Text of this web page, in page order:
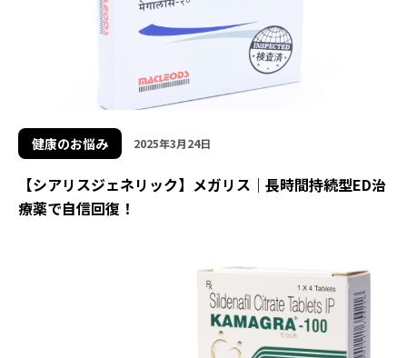
健康のお悩み 2025年3月24日
【シアリスジェネリック】メガリス｜長時間持続型ED治
療薬で自信回復！